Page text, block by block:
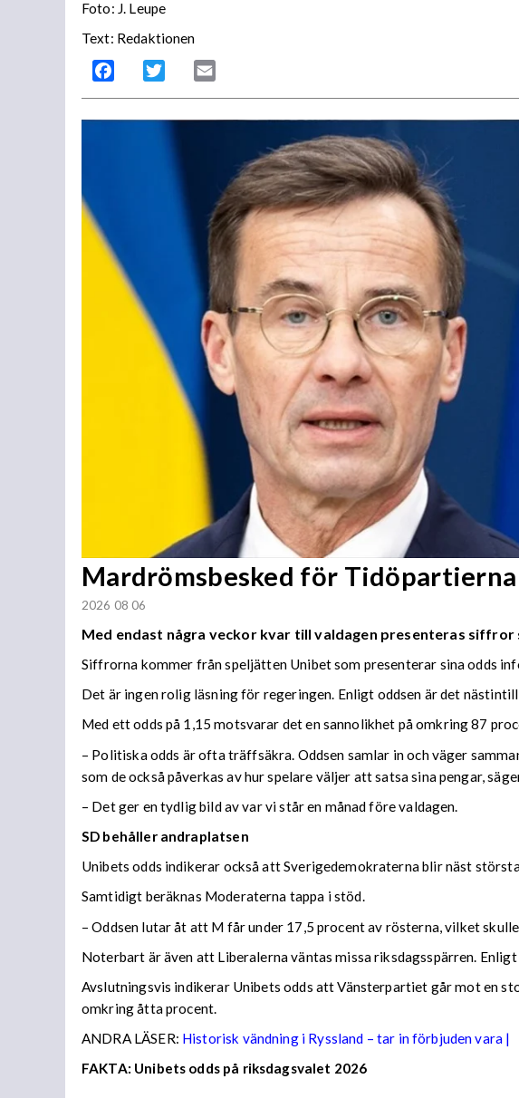
Foto: J. Leupe
Text: Redaktionen
Facebook Twitter
Mardrömsbesked för Tidöpartierna
2026 08 06
Med endast några veckor kvar till valdagen presenteras
Siffrorna kommer från speljätten Unibet som presenterar sina odds
Det är ingen rolig läsning för regeringen. Enligt oddsen är det
Med ett odds på 1,15 motsvarar det en sannolikhet på omkring 87
– Politiska odds är ofta träffsäkra. Oddsen samlar in och väger
som de också påverkas av hur spelare väljer att satsa sina pengar,
– Det ger en tydlig bild av var vi står en månad före valdagen.
SD behåller andraplatsen
Unibets odds indikerar också att Sverigedemokraterna blir näst
Samtidigt beräknas Moderaterna tappa i stöd.
– Oddsen lutar åt att M får under 17,5 procent av rösterna, vilket
Noterbart är även att Liberalerna väntas missa riksdagsspärren.
Avslutningsvis indikerar Unibets odds att Vänsterpartiet går mot en
omkring åtta procent.
ANDRA LÄSER: Historisk vändning i Ryssland – tar in förbjuden vara |
FAKTA: Unibets odds på riksdagsvalet 2026